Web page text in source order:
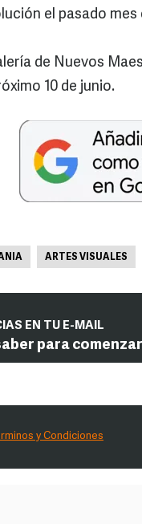
el pasado
de Nuevos
10 de junio.
ARTES VISUALES
EN TU E-MAIL
para
y Condiciones